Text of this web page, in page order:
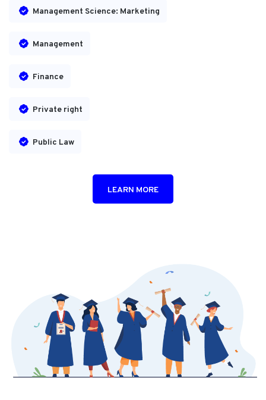
Management Science: Marketing
Management
Finance
Private right
Public Law
LEARN MORE